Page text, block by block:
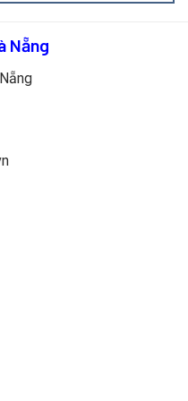
kết nối qua cổng VGA
không ổn định khi sử
Nẵng